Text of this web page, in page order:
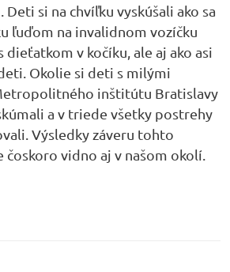
si na chvíľku vyskúšali ako sa
ľuďom na invalidnom vozíčku
dieťatkom v kočíku, ale aj ako asi
Okolie si deti s milými
inštitútu Bratislavy
a v triede všetky postrehy
Výsledky záveru tohto
vidno aj v našom okolí.